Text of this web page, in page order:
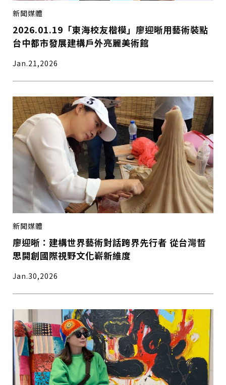
新聞媒體
2026.01.19「東海校友楷模」廖迎晰用藝術裝點
台中都市發展建構戶外亮麗美術館
Jan.21,2026
新聞媒體
廖迎晰：建構世界藝術對話跨界先行者 從台灣哲
思開創國際視野文化嶄新維度
Jan.30,2026
僅必需的Cookies 同意